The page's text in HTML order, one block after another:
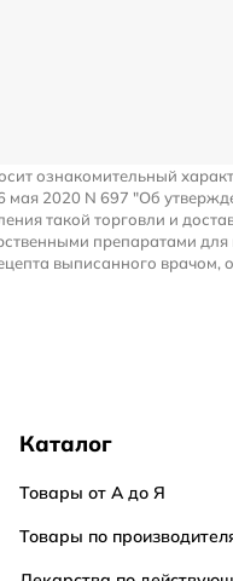
ознакомительный
2020 N 697 "Об
такой торговли и
препаратами
выписанного врачом,
Каталог
Товары от А до Я
Товары по